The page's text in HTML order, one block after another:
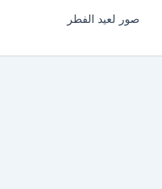
صور لعيد الفطر